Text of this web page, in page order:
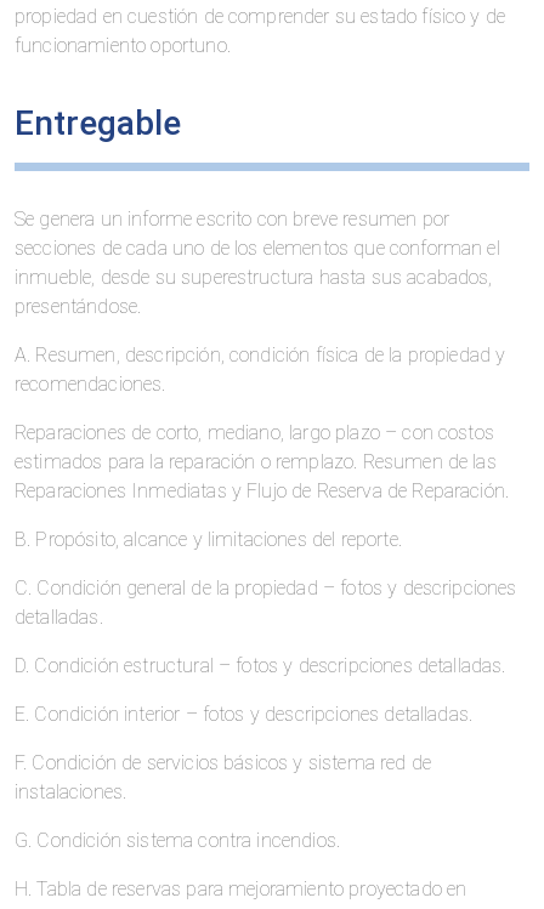
propiedad en cuestión de comprender su estado físico y de
funcionamiento oportuno.
Entregable
Se genera un informe escrito con breve resumen por
secciones de cada uno de los elementos que conforman el
inmueble, desde su superestructura hasta sus acabados,
presentándose.
A. Resumen, descripción, condición física de la propiedad y
recomendaciones.
Reparaciones de corto, mediano, largo plazo – con costos
estimados para la reparación o remplazo. Resumen de las
Reparaciones Inmediatas y Flujo de Reserva de Reparación.
B. Propósito, alcance y limitaciones del reporte.
C. Condición general de la propiedad – fotos y descripciones
detalladas.
D. Condición estructural – fotos y descripciones detalladas.
E. Condición interior – fotos y descripciones detalladas.
F. Condición de servicios básicos y sistema red de
instalaciones.
G. Condición sistema contra incendios.
H. Tabla de reservas para mejoramiento proyectado en